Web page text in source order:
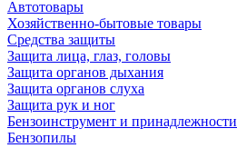
Автотовары
Хозяйственно-бытовые товары
Средства защиты
Защита лица, глаз, головы
Защита органов дыхания
Защита органов слуха
Защита рук и ног
Бензоинструмент и принадлежности
Бензопилы